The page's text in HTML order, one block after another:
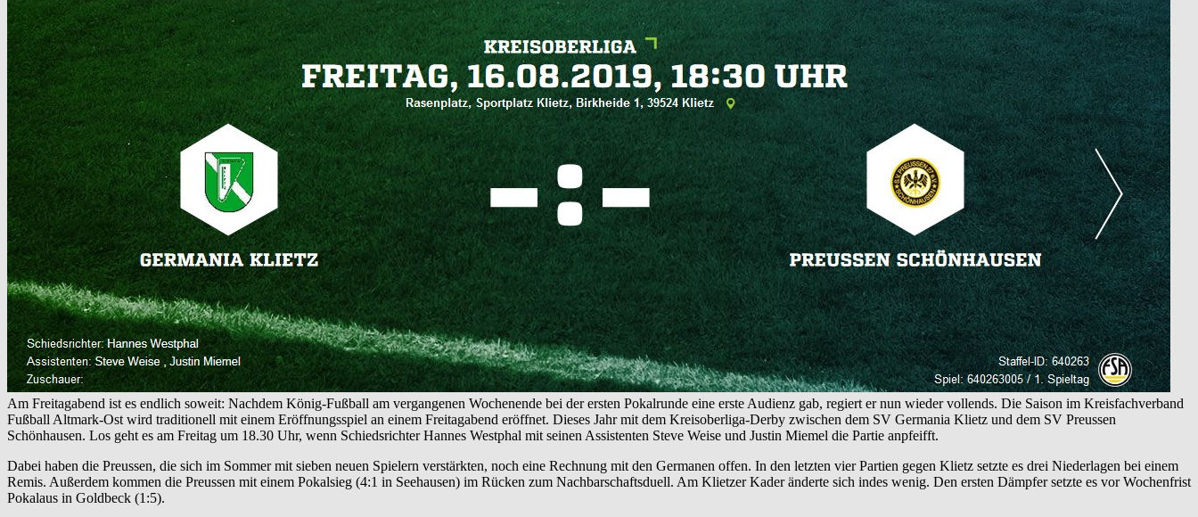
Am Freitagabend ist es endlich soweit: Nachdem König-Fußball am vergangenen Wochenende bei der ersten Pokalrunde eine erste Audienz gab, regiert er nun wieder vollends. Die Saison im Kreisfachverband
Fußball Altmark-Ost wird traditionell mit einem Eröffnungsspiel an einem Freitagabend eröffnet. Dieses Jahr mit dem Kreisoberliga-Derby zwischen dem SV Germania Klietz und dem SV Preussen
Schönhausen. Los geht es am Freitag um 18.30 Uhr, wenn Schiedsrichter Hannes Westphal mit seinen Assistenten Steve Weise und Justin Miemel die Partie anpfeifft.
Dabei haben die Preussen, die sich im Sommer mit sieben neuen Spielern verstärkten, noch eine Rechnung mit den Germanen offen. In den letzten vier Partien gegen Klietz setzte es drei Niederlagen bei einem
Remis. Außerdem kommen die Preussen mit einem Pokalsieg (4:1 in Seehausen) im Rücken zum Nachbarschaftsduell. Am Klietzer Kader änderte sich indes wenig. Den ersten Dämpfer setzte es vor Wochenfrist
Pokalaus in Goldbeck (1:5).